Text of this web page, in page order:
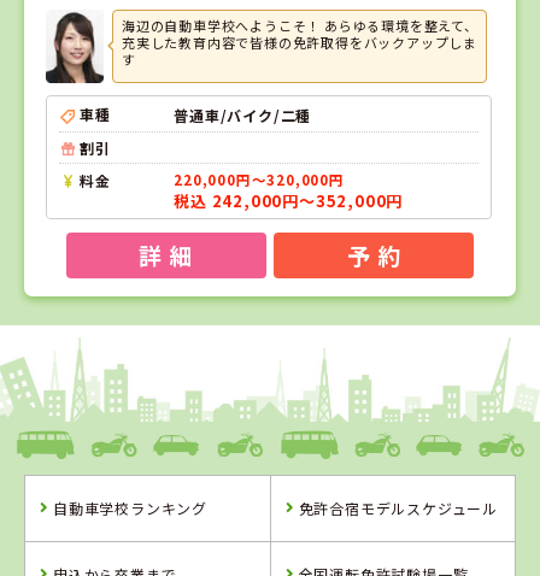
海辺の自動車学校へようこそ！ あらゆる環境を整えて、
充実した教育内容で皆様の免許取得をバックアップしま
す
車種
普通車/バイク/二種
割引
料金
220,000円～320,000円
税込 242,000円～352,000円
詳 細 予 約
1
岡山県
新倉敷自動車学校
自動車学校ランキング 免許合宿モデルスケジュール